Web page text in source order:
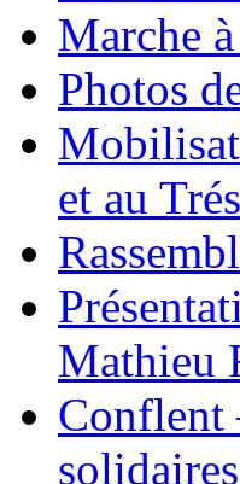
Marche
Photos
et au
Mathieu
Conflent